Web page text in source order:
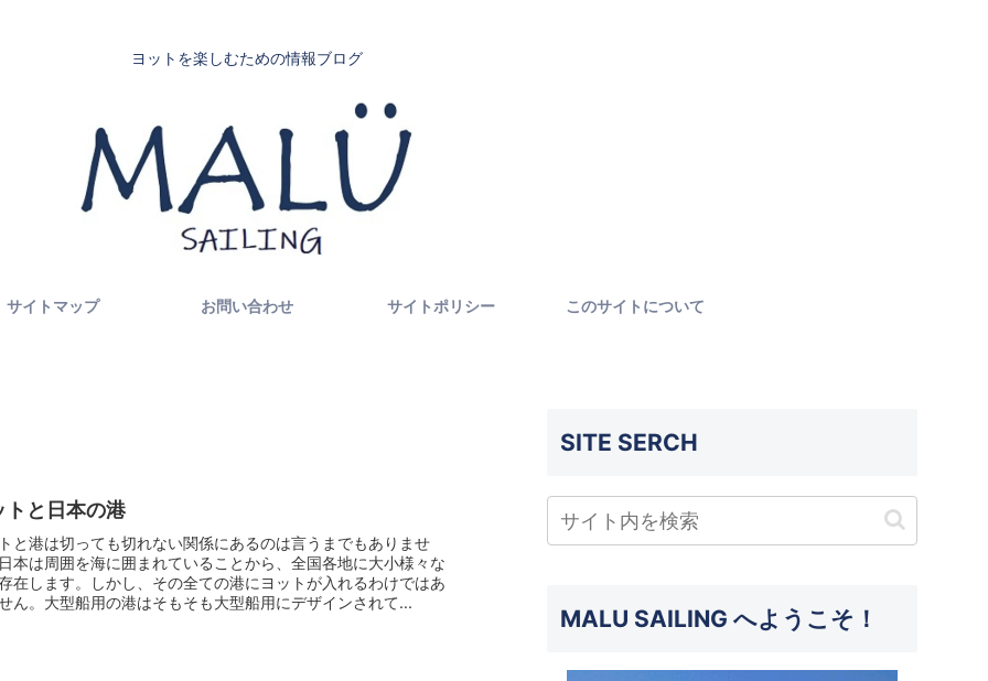
ヨットを楽しむための情報ブログ
サイトマップ お問い合わせ サイトポリシー このサイトについて
トと日本の港
と港は切っても切れない関係にあるのは言うまでもありませ
本は周囲を海に囲まれていることから、全国各地に大小様々な
在します。しかし、その全ての港にヨットが入れるわけではあ
ん。大型船用の港はそもそも大型船用にデザインされて...
SITE SERCH
MALU SAILING へようこそ！